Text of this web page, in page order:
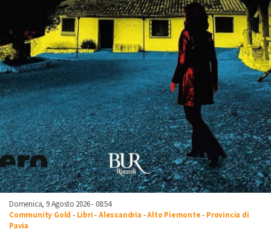
Domenica, 9 Agosto 2026 - 08:54
Community Gold - Libri-Alessandria -Alto Piemonte- Provincia di
Pavia